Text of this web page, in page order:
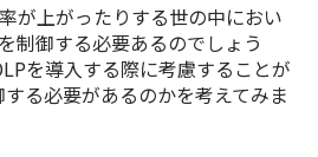
が上がったりする世の中におい
制御する必要あるのでしょう
を導入する際に考慮することが
る必要があるのかを考えてみま